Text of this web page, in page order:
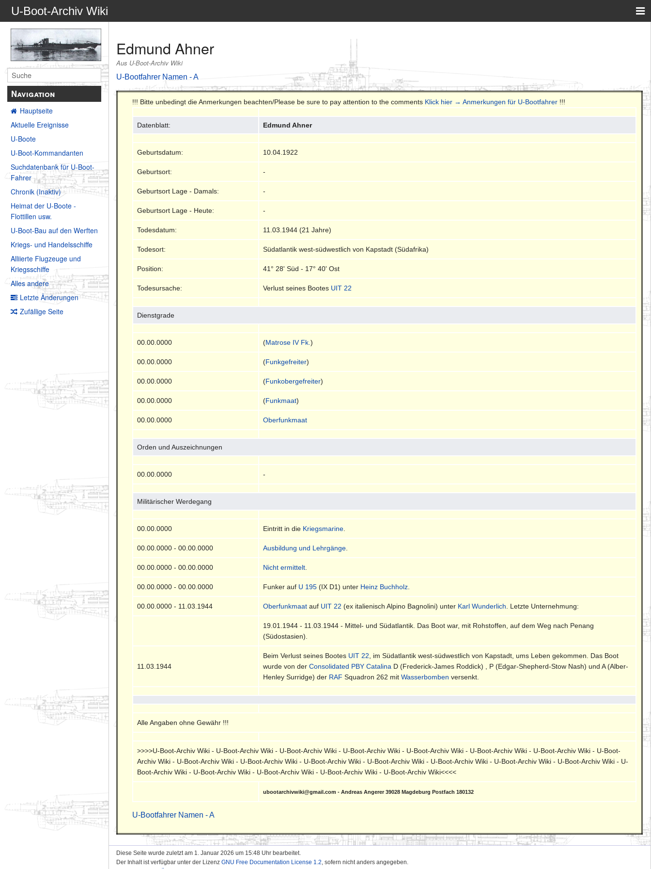
U-Boot-Archiv Wiki
Navigation
Hauptseite
Aktuelle Ereignisse
U-Boote
U-Boot-Kommandanten
Suchdatenbank für U-Boot-
Fahrer
Chronik (Inaktiv)
Heimat der U-Boote -
Flottillen usw.
U-Boot-Bau auf den Werften
Kriegs- und Handelsschiffe
Alliierte Flugzeuge und
Kriegsschiffe
Alles andere
Letzte Änderungen
Zufällige Seite
Edmund Ahner
Aus U-Boot-Archiv Wiki
U-Bootfahrer Namen - A
!!! Bitte unbedingt die Anmerkungen beachten/Please be sure to pay attention to the comments Klick hier → Anmerkungen für U-Bootfahrer !!!
Datenblatt: Edmund Ahner
Geburtsdatum: 10.04.1922
Geburtsort: -
Geburtsort Lage - Damals: -
Geburtsort Lage - Heute: -
Todesdatum: 11.03.1944 (21 Jahre)
Todesort: Südatlantik west-südwestlich von Kapstadt (Südafrika)
Position: 41° 28' Süd - 17° 40' Ost
Todesursache: Verlust seines Bootes UIT 22
Dienstgrade
00.00.0000 (Matrose IV Fk.)
00.00.0000 (Funkgefreiter)
00.00.0000 (Funkobergefreiter)
00.00.0000 (Funkmaat)
00.00.0000 Oberfunkmaat
Orden und Auszeichnungen
00.00.0000 -
Militärischer Werdegang
00.00.0000 Eintritt in die Kriegsmarine
00.00.0000 - 00.00.0000 Ausbildung und Lehrgänge
00.00.0000 - 00.00.0000 Nicht ermittelt
00.00.0000 - 00.00.0000 Funker auf U 195 (IX D1) unter Heinz Buchholz
00.00.0000 - 11.03.1944 Oberfunkmaat auf UIT 22 (ex italienisch Alpino Bagnolini) unter Karl Wunderlich . Letzte Unternehmung:
19.01.1944 - 11.03.1944 - Mittel- und Südatlantik. Das Boot war, mit Rohstoffen, auf dem Weg nach Penang
(Südostasien).
11.03.1944
Beim Verlust seines Bootes UIT 22 , im Südatlantik west-südwestlich von Kapstadt, ums Leben gekommen. Das Boot
wurde von derConsolidated PBY Catalina D (Frederick-James Roddick) , P (Edgar-Shepherd-Stow Nash) und A (Alber-
Henley Surridge) der RAF Squadron 262 mitWasserbomben versenkt.
Alle Angaben ohne Gewähr !!!
>>>>U-Boot-Archiv Wiki - U-Boot-Archiv Wiki - U-Boot-Archiv Wiki - U-Boot-Archiv Wiki - U-Boot-Archiv Wiki - U-Boot-Archiv Wiki - U-Boot-Archiv Wiki - U-Boot-
Archiv Wiki - U-Boot-Archiv Wiki - U-Boot-Archiv Wiki - U-Boot-Archiv Wiki - U-Boot-Archiv Wiki - U-Boot-Archiv Wiki - U-Boot-Archiv Wiki - U-Boot-Archiv Wiki - U-
Boot-Archiv Wiki - U-Boot-Archiv Wiki - U-Boot-Archiv Wiki - U-Boot-Archiv Wiki - U-Boot-Archiv Wiki<<<<
ubootarchivwiki@gmail.com - Andreas Angerer 39028 Magdeburg Postfach 180132
U-Bootfahrer Namen - A
Diese Seite wurde zuletzt am 1. Januar 2026 um 15:48 Uhr bearbeitet.
Der Inhalt ist verfügbar unter der LizenzGNU Free Documentation License 1.2 , sofern nicht anders angegeben.